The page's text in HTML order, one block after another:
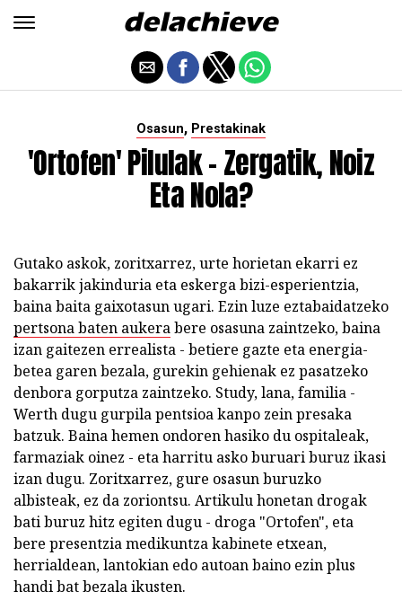
Osasun, Prestakinak
'Ortofen' Pilulak - Zergatik, Noiz
Eta Nola?
Gutako askok, zoritxarrez, urte horietan ekarri ez
bakarrik jakinduria eta eskerga bizi-esperientzia,
baina baita gaixotasun ugari. Ezin luze eztabaidatzeko
pertsona baten aukerabere osasuna zaintzeko, baina
izan gaitezen errealista - betiere gazte eta energia-
betea garen bezala, gurekin gehienak ez pasatzeko
denbora gorputza zaintzeko. Study, lana, familia -
Werth dugu gurpila pentsioa kanpo zein presaka
batzuk. Baina hemen ondoren hasiko du ospitaleak,
farmaziak oinez - eta harritu asko buruari buruz ikasi
izan dugu. Zoritxarrez, gure osasun buruzko
albisteak, ez da zoriontsu. Artikulu honetan drogak
bati buruz hitz egiten dugu - droga "Ortofen", eta
bere presentzia medikuntza kabinete etxean,
herrialdean, lantokian edo autoan baino ezin plus
handi bat bezala ikusten.